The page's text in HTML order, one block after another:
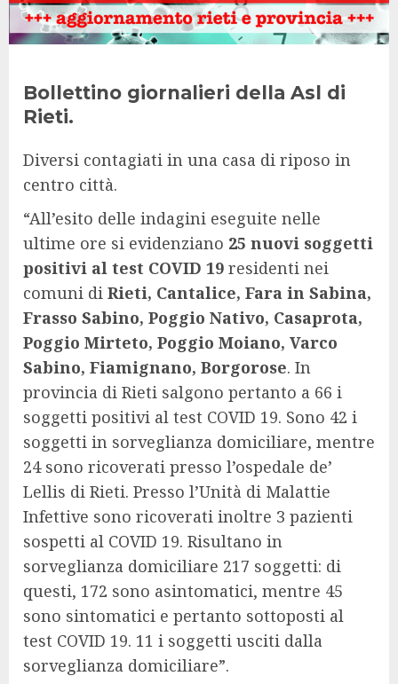
Bollettino giornalieri della Asl di
Rieti.
Diversi contagiati in una casa di riposo in
centro città.
“All’esito delle indagini eseguite nelle
ultime ore si evidenziano 25 nuovi soggetti
positivi al test COVID 19 residenti nei
comuni di Rieti, Cantalice, Fara in Sabina,
Frasso Sabino, Poggio Nativo, Casaprota,
Poggio Mirteto, Poggio Moiano, Varco
Sabino, Fiamignano, Borgorose. In
provincia di Rieti salgono pertanto a 66 i
soggetti positivi al test COVID 19. Sono 42 i
soggetti in sorveglianza domiciliare, mentre
24 sono ricoverati presso l’ospedale de’
Lellis di Rieti. Presso l’Unità di Malattie
Infettive sono ricoverati inoltre 3 pazienti
sospetti al COVID 19. Risultano in
sorveglianza domiciliare 217 soggetti: di
questi, 172 sono asintomatici, mentre 45
sono sintomatici e pertanto sottoposti al
test COVID 19. 11 i soggetti usciti dalla
sorveglianza domiciliare”.